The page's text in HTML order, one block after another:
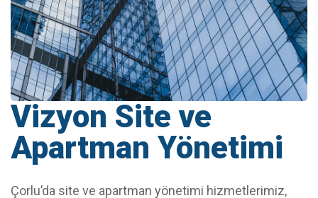
Vizyon Site ve
Apartman Yönetimi
Çorlu’da site ve apartman yönetimi hizmetlerimiz,